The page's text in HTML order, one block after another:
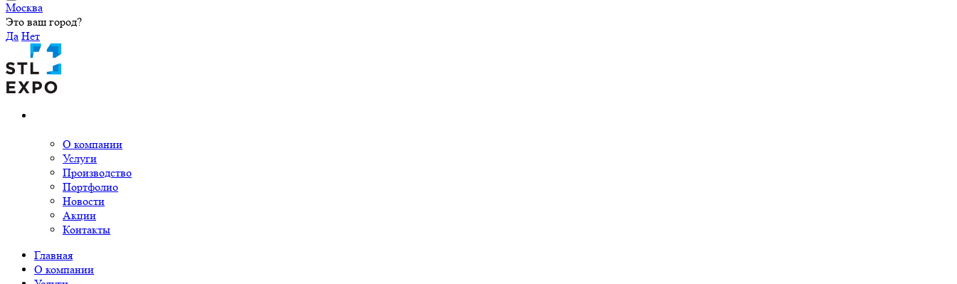
Москва
Это ваш город?
Да Нет
О компании
Услуги
Производство
Портфолио
Новости
Акции
Контакты
Главная
О компании